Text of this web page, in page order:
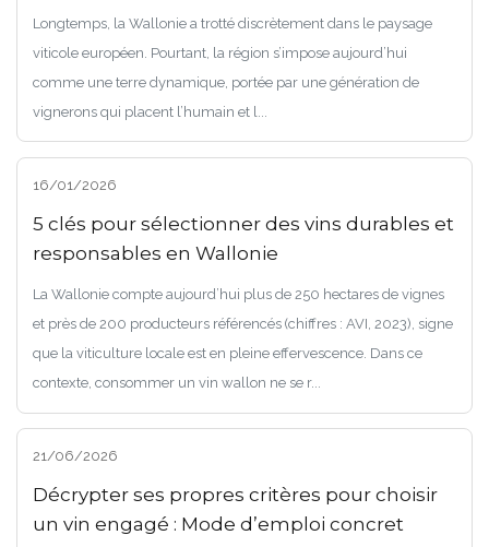
Longtemps, la Wallonie a trotté discrètement dans le paysage
viticole européen. Pourtant, la région s’impose aujourd’hui
comme une terre dynamique, portée par une génération de
vignerons qui placent l’humain et l...
16/01/2026
5 clés pour sélectionner des vins durables et
responsables en Wallonie
La Wallonie compte aujourd’hui plus de 250 hectares de vignes
et près de 200 producteurs référencés (chiffres : AVI, 2023), signe
que la viticulture locale est en pleine effervescence. Dans ce
contexte, consommer un vin wallon ne se r...
21/06/2026
Décrypter ses propres critères pour choisir
un vin engagé : Mode d’emploi concret